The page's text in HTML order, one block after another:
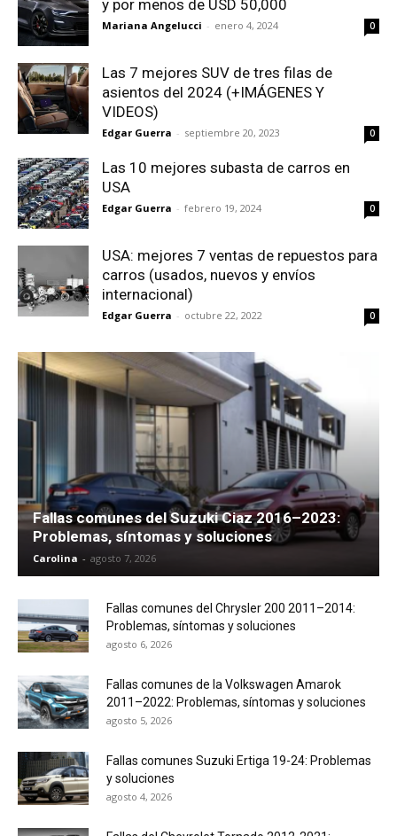
y por menos de USD 50,000
Mariana Angelucci - enero 4, 2024 0
Las 7 mejores SUV de tres filas de
asientos del 2024 (+IMÁGENES Y
VIDEOS)
Edgar Guerra - septiembre 20, 2023 0
Las 10 mejores subasta de carros en
USA
Edgar Guerra - febrero 19, 2024 0
USA: mejores 7 ventas de repuestos para
carros (usados, nuevos y envíos
internacional)
Edgar Guerra - octubre 22, 2022 0
Fallas comunes del Suzuki Ciaz 2016–2023:
Problemas, síntomas y soluciones
Carolina - agosto 7, 2026
Fallas comunes del Chrysler 200 2011–2014:
Problemas, síntomas y soluciones
agosto 6, 2026
Fallas comunes de la Volkswagen Amarok
2011–2022: Problemas, síntomas y soluciones
agosto 5, 2026
Fallas comunes Suzuki Ertiga 19-24: Problemas
y soluciones
agosto 4, 2026